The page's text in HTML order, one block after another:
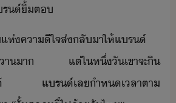
ร์​ิ้​ต
ห่​คาีใจ​ส่ลั​า​ให้​แร์​
า​า​ ​แต่​ใ​หึ่​ั​เขา​จะ​ิ​
ไ้​ ​แร์​เลำห​เลา​ตา​